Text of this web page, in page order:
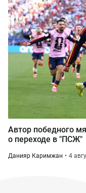
Автор победного
о переходе в "ПСЖ"
Данияр Каримжан 4